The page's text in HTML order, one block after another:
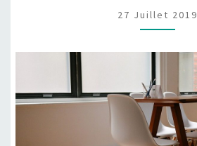
27 Juillet 2019